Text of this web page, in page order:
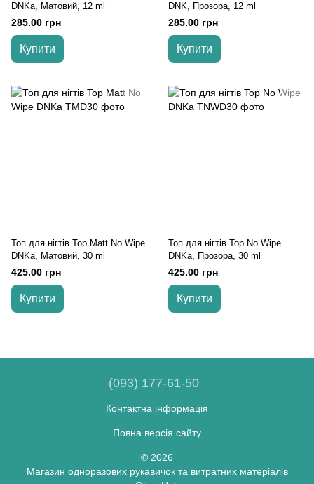
DNKa, Матовий, 12 ml
285.00 грн
Купити
DNK, Прозора, 12 ml
285.00 грн
Купити
Топ для нігтів Top Matt No Wipe
DNKa, Матовий, 30 ml
425.00 грн
Купити
Топ для нігтів Top No Wipe
DNKa, Прозора, 30 ml
425.00 грн
Купити
(093) 177-61-50
Контактна інформація
Повна версія сайту
© 2026
Магазин одноразових рукавичок та витратних матеріалів